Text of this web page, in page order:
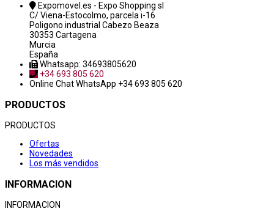
Expomovel.es - Expo Shopping sl
C/ Viena-Estocolmo, parcela i-16
Poligono industrial Cabezo Beaza
30353 Cartagena
Murcia
España
Whatsapp: 34693805620
+34 693 805 620
Online ChatWhatsApp +34 693 805 620
PRODUCTOS
PRODUCTOS
Ofertas
Novedades
Los más vendidos
INFORMACION
INFORMACION